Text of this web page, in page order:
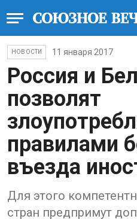
НОВОСТИ 11 января 2017
Россия и
позволят
правилами
въезда
Для этого
стран предпримут